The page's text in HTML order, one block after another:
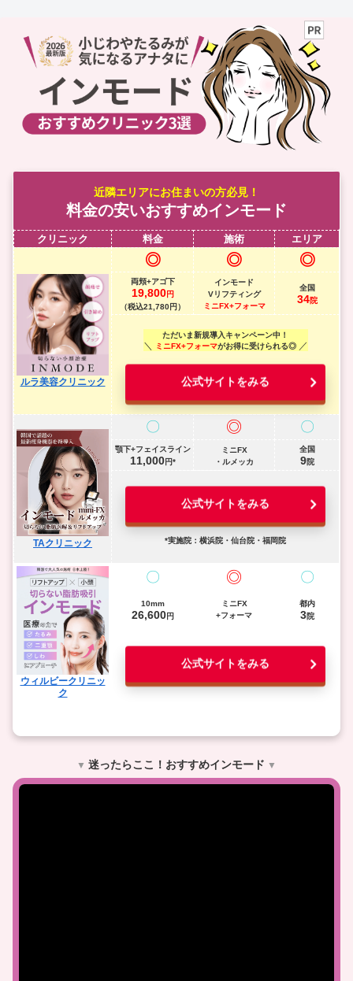
近隣エリアにお住まいの方必見！
料金の安いおすすめインモード
クリニック 料金 施術 エリア
ルラ美容クリニック
◎ ◎ ◎
両頬+アゴ下
19,800円
（税込21,780円）
インモード
Vリフティング
ミニFX+フォーマ
全国
34院
ただいま新規導入キャンペーン中！
＼ ミニFX+フォーマがお得に受けられる◎／
公式サイトをみる
TAクリニック
〇 ◎ 〇
顎下+フェイスライン
11,000円*
ミニFX
・ルメッカ
全国
9院
公式サイトをみる
*実施院：横浜院・仙台院・福岡院
ウィルビークリニッ
ク
〇 ◎ 〇
10mm
26,600円
ミニFX
+フォーマ
都内
3院
公式サイトをみる
▼ 迷ったらここ！おすすめインモード ▼